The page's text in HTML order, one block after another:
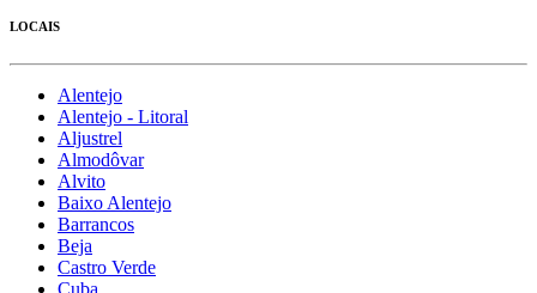
LOCAIS
Alentejo
Alentejo - Litoral
Aljustrel
Almodôvar
Alvito
Baixo Alentejo
Barrancos
Beja
Castro Verde